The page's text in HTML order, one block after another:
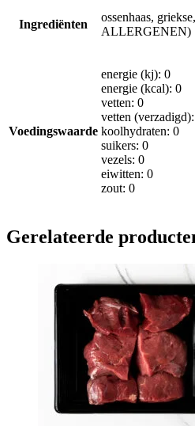
Ingrediënten
ossenhaas,
ALLERGENEN)
Voedingswaarde
energie (kj): 0
energie (kcal): 0
vetten: 0
vetten
koolhydraten: 0
suikers: 0
vezels: 0
eiwitten: 0
zout: 0
Gerelateerde